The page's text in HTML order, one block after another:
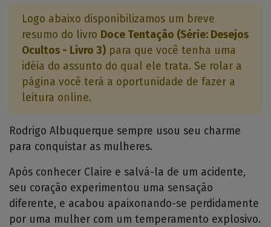
Logo abaixo disponibilizamos um breve
resumo do livro Doce Tentação (Série: Desejos
Ocultos - Livro 3) para que você tenha uma
idéia do assunto do qual ele trata. Se rolar a
página você terá a oportunidade de fazer a
leitura online.
Rodrigo Albuquerque sempre usou seu charme
para conquistar as mulheres.
Após conhecer Claire e salvá-la de um acidente,
seu coração experimentou uma sensação
diferente, e acabou apaixonando-se perdidamente
por uma mulher com um temperamento explosivo.